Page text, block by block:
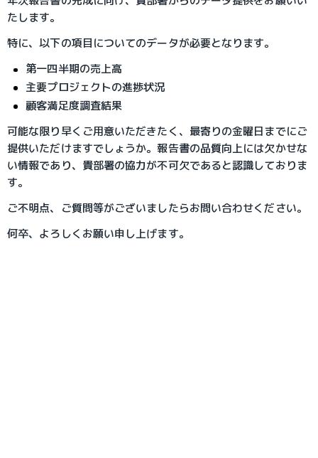
たします。
特に、以下の項目についてのデータが必要となります。
第一四半期の売上高
主要プロジェクトの進捗状況
顧客満足度調査結果
可能な限り早くご用意いただきたく、最寄りの金曜日までにご
提供いただけますでしょうか。報告書の品質向上には欠かせな
い情報であり、貴部署の協力が不可欠であると認識しておりま
す。
ご不明点、ご質問等がございましたらお問い合わせください。
何卒、よろしくお願い申し上げます。